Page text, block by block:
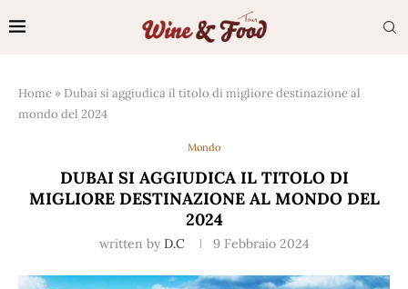
Home » Dubai si aggiudica il titolo di migliore destinazione al
mondo del 2024
Mondo
DUBAI SI AGGIUDICA IL TITOLO DI
MIGLIORE DESTINAZIONE AL MONDO DEL
2024
written by D.C 9 Febbraio 2024